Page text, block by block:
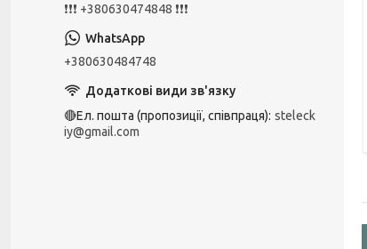
❗❗❗ +380630474848 ❗❗❗
+380630484748
🔴Ел. пошта (пропозиції, співпраця) steleck
iy@gmail.com